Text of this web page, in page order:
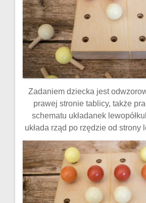
Zadaniem dziecka jest
prawej stronie tablicy, także
schematu układanek
układa rząd po rzędzie od strony